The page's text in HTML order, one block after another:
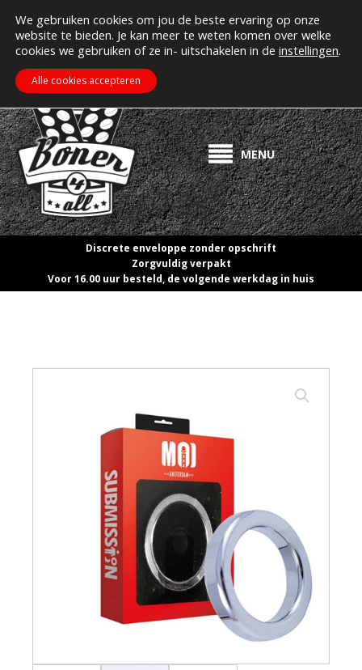
Erectiepillen kopen bij boner4all.nl MIJN ACCOUNT
>> Gratis verzending vanaf €50! <<
ZOEKEN WINKELWAGEN €0.00
MENU
Discrete enveloppe zonder opschrift
Zorgvuldig verpakt
Voor 16.00 uur besteld, de volgende werkdag in huis
We gebruiken cookies om jou de beste ervaring op onze
website te bieden. Je kan meer te weten komen over welke
cookies we gebruiken of ze in- uitschakelen in de instellingen.
Alle cookies accepteren